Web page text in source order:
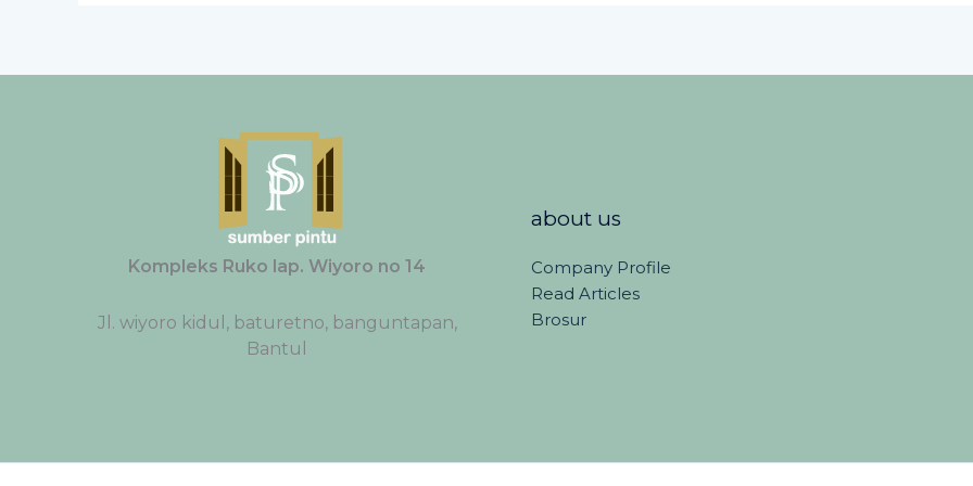
Kompleks Ruko lap. Wiyoro no 14
Jl. wiyoro kidul, baturetno, banguntapan,
Bantul
about us
Company Profile
Read Articles
Brosur